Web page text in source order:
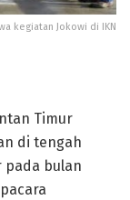
kegiatan Jokowi di IKN
Timur
di tengah
pada bulan